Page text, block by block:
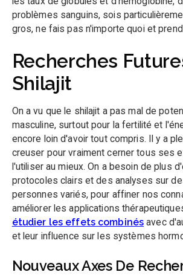
problèmes sanguins, sois
gros, ne fais pas n'importe quoi et
Recherches
Shilajit
On a vu que le shilajit a pas mal de
masculine, surtout pour la fertilité et
encore loin d'avoir tout compris. Il y a
creuser pour vraiment cerner tous ses
l'utiliser au mieux. On a besoin de plus
protocoles clairs et des analyses sur
personnes variés, pour affiner nos
améliorer les applications
étudier les effets combinés avec
et leur influence sur les systèmes
Nouveaux Axes De